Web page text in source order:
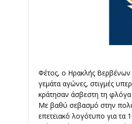
Φέτος, ο Ηρακλής Βερβένων
γεμάτα αγώνες, στιγμές
κράτησαν άσβεστη τη
Με βαθύ σεβασμό στην
επετειακό λογότυπο για